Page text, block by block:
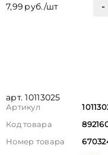
7,99 руб./шт
арт. 10113025
Артикул
Код товара
Номер товара